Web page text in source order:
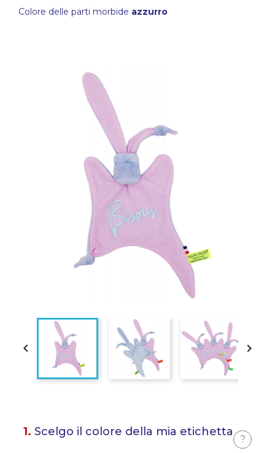
Colore delle parti morbide azzurro
 
1. Scelgo il colore della mia etichetta
?